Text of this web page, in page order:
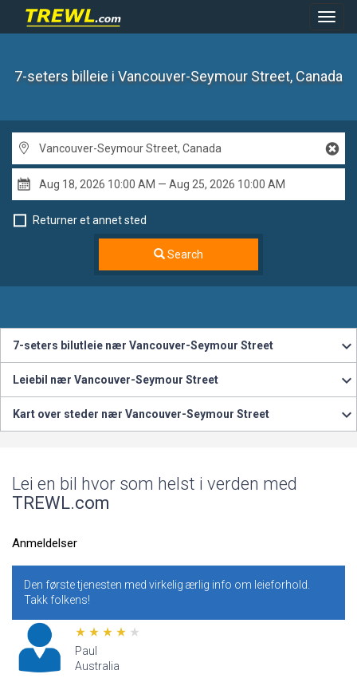
7-seters billeie i Vancouver-Seymour Street, Canada
Returner et annet sted
Search
7-seters bilutleie nær Vancouver-Seymour Street
Leiebil nær Vancouver-Seymour Street
Kart over steder nær Vancouver-Seymour Street
Lei en bil hvor som helst i verden med
TREWL.com
Anmeldelser
Den første tjenesten med virkelig ærlig info om leieforhold.
Takk folkens!
Paul
Australia